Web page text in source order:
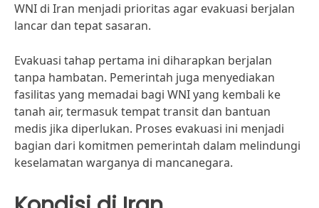
WNI di Iran menjadi prioritas agar evakuasi berjalan
lancar dan tepat sasaran.
Evakuasi tahap pertama ini diharapkan berjalan
tanpa hambatan. Pemerintah juga menyediakan
fasilitas yang memadai bagi WNI yang kembali ke
tanah air, termasuk tempat transit dan bantuan
medis jika diperlukan. Proses evakuasi ini menjadi
bagian dari komitmen pemerintah dalam melindungi
keselamatan warganya di mancanegara.